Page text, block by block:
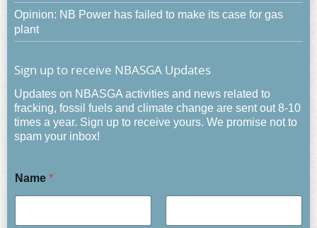
Opinion: NB Power has failed to make its case for gas
plant
Sign up to receive NBASGA Updates
Updates on NBASGA activities and news related to
fracking, fossil fuels and climate change are sent out 8-10
times a year. Sign up to receive yours. We promise not to
spam your inbox!
Name *